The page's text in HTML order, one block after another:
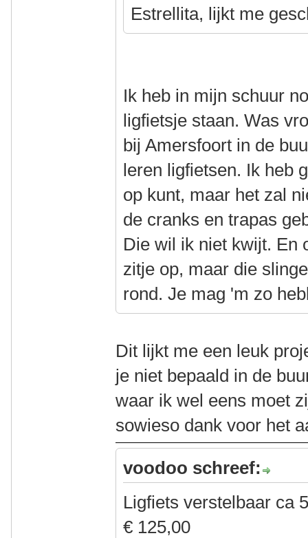
Estrellita, lijkt me
Ik heb in mijn schuur
ligfietsje staan. Was
bij Amersfoort in de
leren ligfietsen. Ik heb
op kunt, maar het zal
de cranks en trapas
Die wil ik niet kwijt. En
zitje op, maar die
rond. Je mag 'm zo
Dit lijkt me een leuk
je niet bepaald in de
waar ik wel eens moet
sowieso dank voor het
voodoo schreef:
Ligfiets verstelbaar ca
€ 125,00